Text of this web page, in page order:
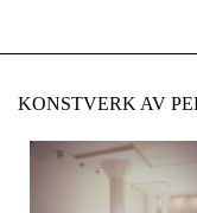
KONSTVERK AV